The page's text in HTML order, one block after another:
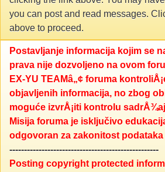
you can post and read messages.
above to proceed.
Postavljanje informacija kojim se
prava nije dozvoljeno na ovom
EX-YU TEAMâ„¢ foruma
objavljenih informacija, no zbog
moguće izvrÅ¡iti kontrolu
Misija foruma je isključivo
odgovoran za zakonitost
---------------------------------------------------
Posting copyright protected